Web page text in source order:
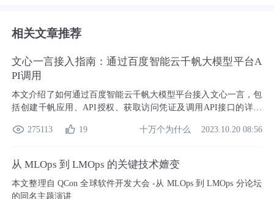
相关文章推荐
文心一言接入指南：通过百度智能云千帆大模型平台A
PI调用
本文介绍了如何通过百度智能云千帆大模型平台接入文心一言，包
括创建千帆应用、API授权、获取访问凭证及调用API接口的详细
理解与生成能力，通过千帆平台可轻松实现多场景应用。
275113 19 十万个为什么 2023.10.20 08:56
从 MLOps 到 LMOps 的关键技术嬗变
本文整理自 QCon 全球软件开发大会 -从 MLOps 到 LMOps 分论坛
的同名主题演讲